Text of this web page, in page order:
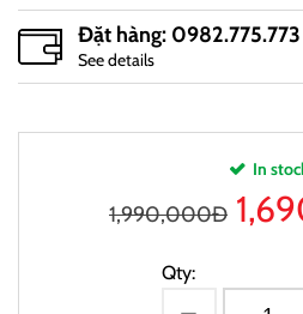
Đặt hàng: 0982.775.773
See details
In
1,990,000Đ
Qty: